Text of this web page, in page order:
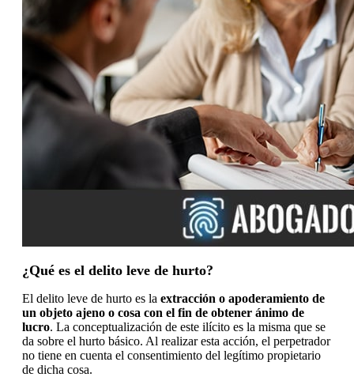
¿Qué es el delito leve de hurto?
El delito leve de hurto es la extracción o apoderamiento de
un objeto ajeno o cosa con el fin de obtener ánimo de
lucro. La conceptualización de este ilícito es la misma que se
da sobre el hurto básico. Al realizar esta acción, el perpetrador
no tiene en cuenta el consentimiento del legítimo propietario
de dicha cosa.